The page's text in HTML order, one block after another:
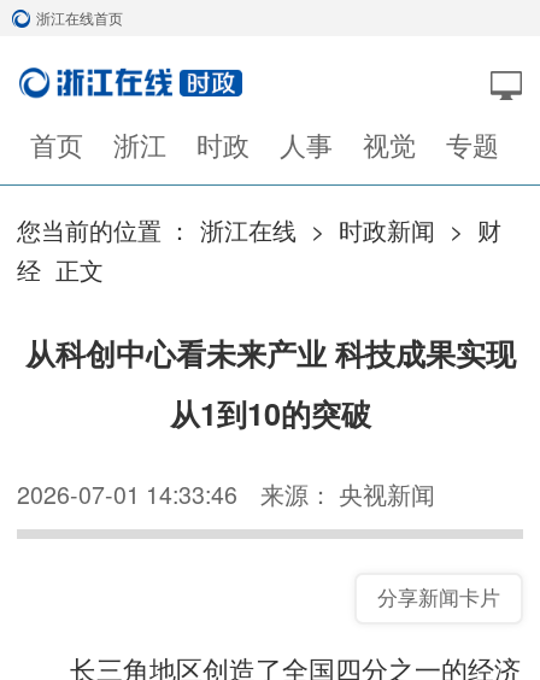
浙江在线首页
首页 浙江 时政 人事 视觉 专题
您当前的位置 ： 浙江在线 > 时政新闻 > 财
经 正文
从科创中心看未来产业 科技成果实现
从1到10的突破
2026-07-01 14:33:46 来源： 央视新闻
分享新闻卡片
长三角地区创造了全国四分之一的经济